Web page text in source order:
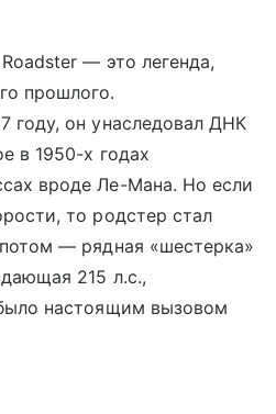
— это легенда,
прошлого.
году, он унаследовал ДНК
в 1950-х годах
вроде Ле-Мана. Но если
то родстер стал
— рядная «шестерка»
215 л.с.,
настоящим вызовом